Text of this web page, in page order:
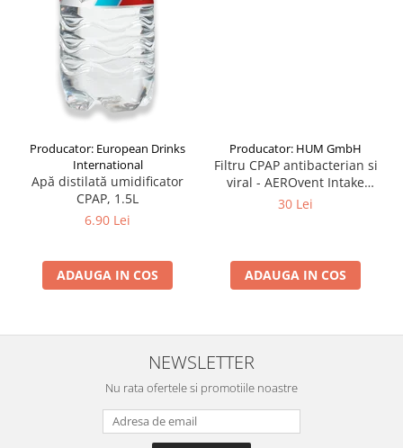
Producator: European Drinks
International
Apă distilată umidificator
CPAP, 1.5L
6.90 Lei
ADAUGA IN COS
Producator: HUM GmbH
Filtru CPAP antibacterian si
viral - AEROvent Intake
HGF01
30 Lei
ADAUGA IN COS
NEWSLETTER
Nu rata ofertele si promotiile noastre